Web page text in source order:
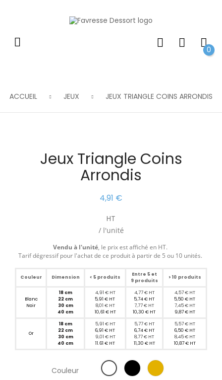
0
ACCUEIL JEUX JEUX TRIANGLE COINS ARRONDIS
Jeux Triangle Coins
Arrondis
4,91 €
HT
/ l'unité
Vendu à l'unité, le prix est affiché en HT.
Tarif dégressif pour l'achat de ce produit à partir de 5 ou 10 unités.
Couleur Dimension < 5 produits
Entre 5 et
9 produits
> 10 produits
Blanc
Noir
18 cm
22 cm
30 cm
40 cm
4,91 € HT
5,91 € HT
8,01 € HT
10,61 € HT
4,77 € HT
5,74 € HT
7,77 € HT
10,30 € HT
4,57 € HT
5,50 € HT
7,45 € HT
9,87 € HT
Or
18 cm
22 cm
30 cm
40 cm
5,91 € HT
6,91 € HT
9,01 € HT
11.61 € HT
5,77 € HT
6,74 € HT
8,77 € HT
11,30 € HT
5,57 € HT
6,50 € HT
8,45 € HT
10,87 € HT
Couleur